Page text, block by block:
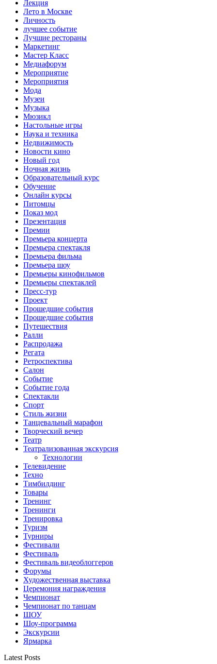
Лекция
Лето в Москве
Личность
лучшее событие
Лучшие рестораны
Маркетинг
Мастер Класс
Медиафорум
Мероприятие
Мероприятия
Мода
Музеи
Музыка
Мюзикл
Настольные игры
Наука и техника
Недвижимость
Новости кино
Новый год
Ночная жизнь
Образовательный курс
Обучение
Онлайн курсы
Питомцы
Показ мод
Презентация
Премии
Премьера концерта
Премьера спектакля
Премьера фильма
Премьера шоу
Премьеры кинофильмов
Премьеры спектаклей
Пресс-тур
Проект
Прошедшие события
Прошедшие события
Путешествия
Ралли
Распродажа
Регата
Ретроспектива
Салон
Событие
Событие года
Спектакли
Спорт
Стиль жизни
Танцевальный марафон
Творческий вечер
Театр
Театрализованная экскурсия
Технологии
Телевидение
Техно
Тимбилдинг
Товары
Тренинг
Тренинги
Тренировка
Туризм
Турниры
Фестивали
Фестиваль
Фестиваль видеоблоггеров
Форумы
Художественная выставка
Церемония награждения
Чемпионат
Чемпионат по танцам
ШОУ
Шоу-программа
Экскурсии
Ярмарка
Latest Posts